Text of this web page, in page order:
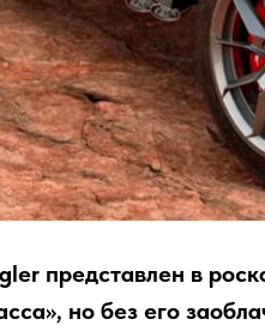
представлен в
но без его